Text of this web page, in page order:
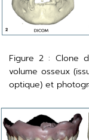
Figure 2 : Clone
volume osseux
optique) et